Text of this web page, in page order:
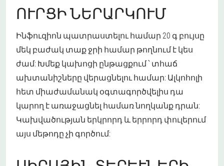
ՈՒՐՑԻ ՆԵՐԱՐԿՈՒՄ
Ինֆուզիոն պատրաստելու համար 20 գ բույսը
մեկ բաժակ տաք ջրի համար թողնում է կես
ժամ: Խմեք կախոցի ընթացքում ՝ տհաճ
ախտանիշները վերացնելու համար: Ալկոհոլի
հետ միաժամանակ օգտագործվելիս դա
կարող է առաջացնել համառ նողկանք դրան:
Կախվածության երկրորդ և երրորդ փուլերում
այս մեթոդը չի գործում: